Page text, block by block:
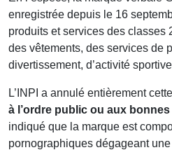
enregistrée depuis le 16
produits et services des classes
des vêtements, des services de
divertissement, d’activité
L’INPI a annulé entièrement
à l’ordre public ou aux
indiqué que la marque est
pornographiques dégageant